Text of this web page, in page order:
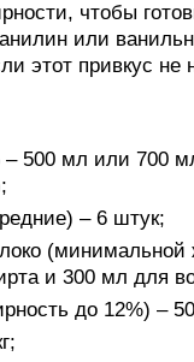
чтобы
или
этот привкус не
– 500 мл или 700
– 6 штук;
(минимальной
и 300 мл для
до 12%) –